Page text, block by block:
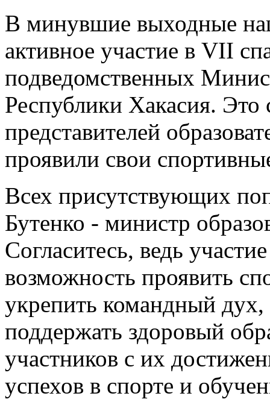
В минувшие выходные
активное участие в VII
подведомственных
Республики Хакасия.
представителей
проявили свои
Всех присутствующих
Бутенко - министр
Согласитесь, ведь
возможность проявить
укрепить командный дух,
поддержать здоровый
участников с их
успехов в спорте и